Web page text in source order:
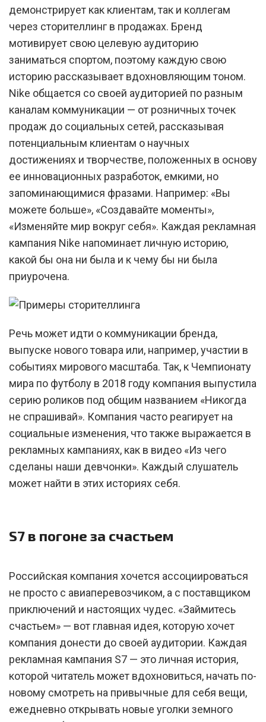
демонстрирует как клиентам, так и коллегам
через сторителлинг в продажах. Бренд
мотивирует свою целевую аудиторию
заниматься спортом, поэтому каждую свою
историю рассказывает вдохновляющим тоном.
Nike общается со своей аудиторией по разным
каналам коммуникации — от розничных точек
продаж до социальных сетей, рассказывая
потенциальным клиентам о научных
достижениях и творчестве, положенных в основу
ее инновационных разработок, емкими, но
запоминающимися фразами. Например: «Вы
можете больше», «Создавайте моменты»,
«Изменяйте мир вокруг себя». Каждая рекламная
кампания Nike напоминает личную историю,
какой бы она ни была и к чему бы ни была
приурочена.
Речь может идти о коммуникации бренда,
выпуске нового товара или, например, участии в
событиях мирового масштаба. Так, к Чемпионату
мира по футболу в 2018 году компания выпустила
серию роликов под общим названием «Никогда
не спрашивай». Компания часто реагирует на
социальные изменения, что также выражается в
рекламных кампаниях, как в видео «Из чего
сделаны наши девчонки». Каждый слушатель
может найти в этих историях себя.
S7 в погоне за счастьем
Российская компания хочется ассоциироваться
не просто с авиаперевозчиком, а с поставщиком
приключений и настоящих чудес. «Займитесь
счастьем» — вот главная идея, которую хочет
компания донести до своей аудитории. Каждая
рекламная кампания S7 — это личная история,
которой читатель может вдохновиться, начать по-
новому смотреть на привычные для себя вещи,
ежедневно открывать новые уголки земного